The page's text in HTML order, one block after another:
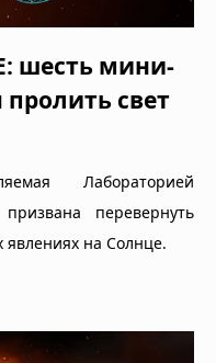
шесть мини-
свет
Лабораторией
перевернуть
на Солнце.